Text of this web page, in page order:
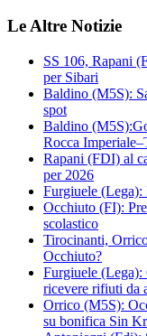
Le Altre Notizie
SS 106, Rapani
per Sibari
Baldino (M5S):
spot
Baldino
Rocca
Rapani (FDI) al
per 2026
Furgiuele (Lega):
Occhiuto (FI):
scolastico
Tirocinanti,
Occhiuto?
Furgiuele
ricevere rifiuti da
Orrico (M5S):
su bonifica Sin Kr